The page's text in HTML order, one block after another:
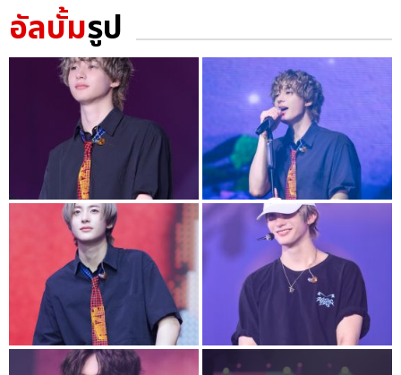
อัลบั้มรูป